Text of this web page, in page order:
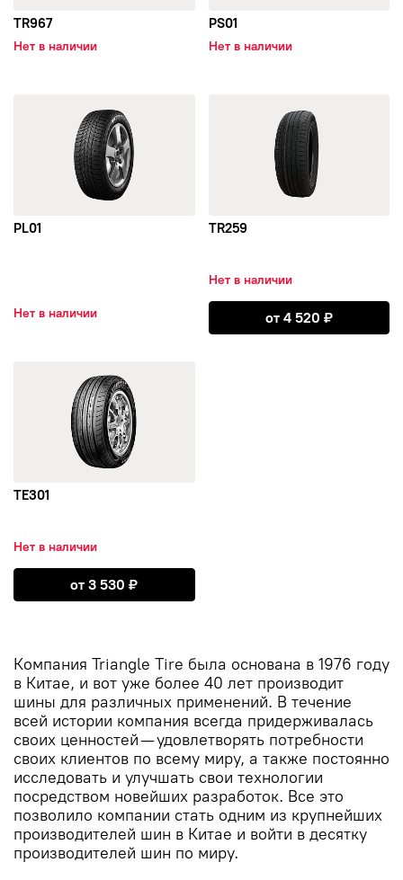
TR967
Нет в наличии
PS01
Нет в наличии
PL01
Нет в наличии
TR259
от 4 520 ₽
Открыть TR259
Нет в наличии
TE301
от3 530 ₽
Открыть TE301
Нет в наличии
Компания Triangle Tire была основана в 1976 году
в Китае, и вот уже более 40 лет производит
шины для различных применений. В течение
всей истории компания всегда придерживалась
своих ценностей — удовлетворять потребности
своих клиентов по всему миру, а также постоянно
исследовать и улучшать свои технологии
посредством новейших разработок. Все это
позволило компании стать одним из крупнейших
производителей шин в Китае и войти в десятку
производителей шин по миру.